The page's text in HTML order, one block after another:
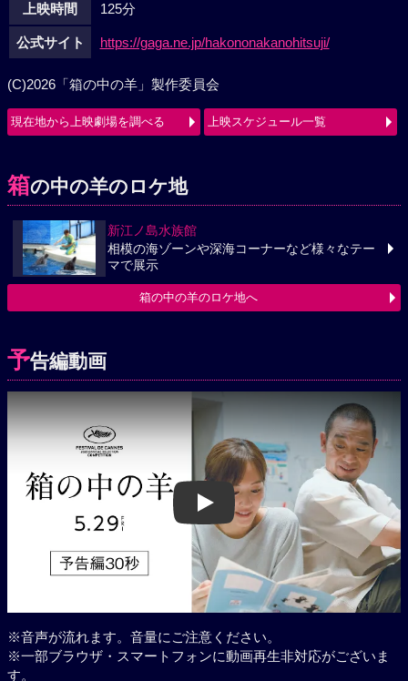
上映時間 125分
公式サイト https://gaga.ne.jp/hakononakanohitsuji/
(C)2026「箱の中の羊」製作委員会
現在地から上映劇場を調べる 上映スケジュール一覧
箱の中の羊のロケ地
新江ノ島水族館
相模の海ゾーンや深海コーナーなど様々なテー
マで展示
箱の中の羊のロケ地へ
予告編動画
Play
※音声が流れます。音量にご注意ください。
※一部ブラウザ・スマートフォンに動画再生非対応がございま
す。